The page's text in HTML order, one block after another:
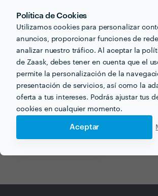
Política de Cookies
Utilizamos cookies para personalizar
anuncios, proporcionar funciones de
analizar nuestro tráfico. Al aceptar la
de Zaask, debes tener en cuenta que el
permite la personalización de la
presentación de servicios, así como la
oferta a tus intereses. Podrás ajustar tus
cookies en cualquier momento.
Aceptar
Recibe varias propuestas de
BLOY
en pocas horas.
Otros servicios proporcionados por BLOY
Marketing Digital en madrid